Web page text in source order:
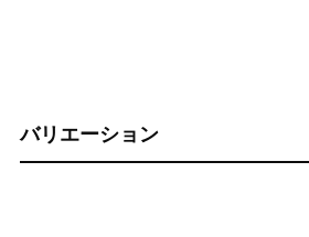
バリエーション